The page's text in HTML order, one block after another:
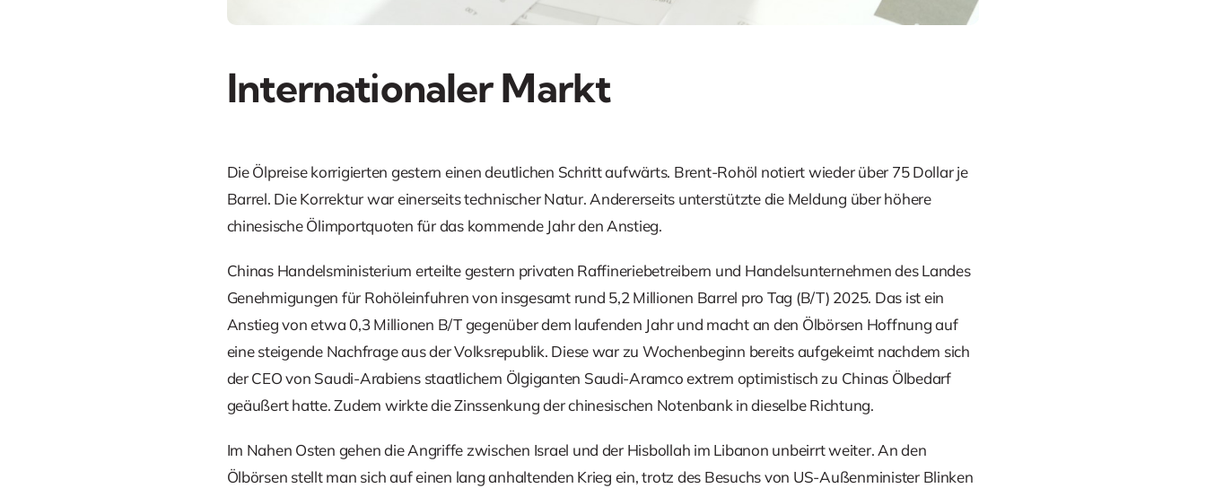
Internationaler Markt
Die Ölpreise korrigierten gestern einen deutlichen Schritt aufwärts. Brent-Rohöl notiert wieder über 75 Dollar je
Barrel. Die Korrektur war einerseits technischer Natur. Andererseits unterstützte die Meldung über höhere
chinesische Ölimportquoten für das kommende Jahr den Anstieg.
Chinas Handelsministerium erteilte gestern privaten Raffineriebetreibern und Handelsunternehmen des Landes
Genehmigungen für Rohöleinfuhren von insgesamt rund 5,2 Millionen Barrel pro Tag (B/T) 2025. Das ist ein
Anstieg von etwa 0,3 Millionen B/T gegenüber dem laufenden Jahr und macht an den Ölbörsen Hoffnung auf
eine steigende Nachfrage aus der Volksrepublik. Diese war zu Wochenbeginn bereits aufgekeimt nachdem sich
der CEO von Saudi-Arabiens staatlichem Ölgiganten Saudi-Aramco extrem optimistisch zu Chinas Ölbedarf
geäußert hatte. Zudem wirkte die Zinssenkung der chinesischen Notenbank in dieselbe Richtung.
Im Nahen Osten gehen die Angriffe zwischen Israel und der Hisbollah im Libanon unbeirrt weiter. An den
Ölbörsen stellt man sich auf einen lang anhaltenden Krieg ein, trotz des Besuchs von US-Außenminister Blinken